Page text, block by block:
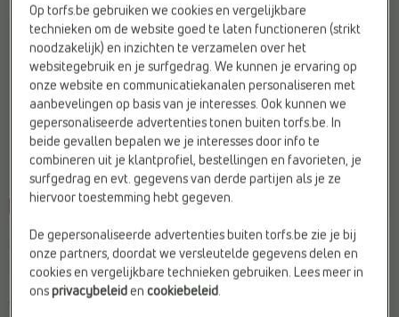
-20%
HOGE SNEAKERS
Converse
Geschikt voor steunzolen:Ja
Kleur:Groen
Web-Only:
-45%
HOGE SNEAKERS
Converse
Materiaal:Stof
Type2:
Op torfs.be gebruiken we cookies en vergelijkbare
technieken om de website goed te laten functioneren (strikt
noodzakelijk) en inzichten te verzamelen over het
websitegebruik en je surfgedrag. We kunnen je ervaring op
onze website en communicatiekanalen personaliseren met
aanbevelingen op basis van je interesses. Ook kunnen we
gepersonaliseerde advertenties tonen buiten torfs.be. In
beide gevallen bepalen we je interesses door info te
combineren uit je klantprofiel, bestellingen en favorieten, je
surfgedrag en evt. gegevens van derde partijen als je ze
hiervoor toestemming hebt gegeven.
De gepersonaliseerde advertenties buiten torfs.be zie je bij
onze partners, doordat we versleutelde gegevens delen en
cookies en vergelijkbare technieken gebruiken. Lees meer in
onsprivacybeleidencookiebeleid.